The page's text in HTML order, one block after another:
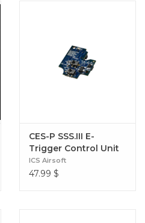
CES-P SSS.III E-
Trigger Control Unit
ICS Airsoft
47.99 $